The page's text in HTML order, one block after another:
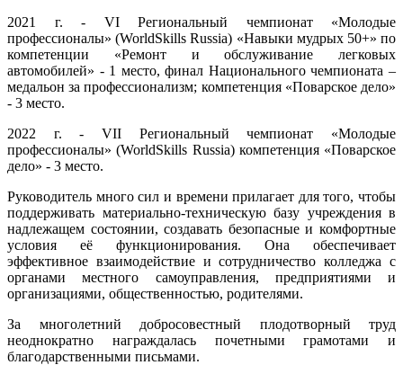
2021 г. - VI Региональный чемпионат «Молодые
профессионалы» (WorldSkills Russia) «Навыки мудрых 50+» по
компетенции «Ремонт и обслуживание легковых
автомобилей» - 1 место, финал Национального чемпионата –
медальон за профессионализм; компетенция «Поварское дело»
- 3 место.
2022 г. - VII Региональный чемпионат «Молодые
профессионалы» (WorldSkills Russia) компетенция «Поварское
дело» - 3 место.
Руководитель много сил и времени прилагает для того, чтобы
поддерживать материально-техническую базу учреждения в
надлежащем состоянии, создавать безопасные и комфортные
условия её функционирования. Она обеспечивает
эффективное взаимодействие и сотрудничество колледжа с
органами местного самоуправления, предприятиями и
организациями, общественностью, родителями.
За многолетний добросовестный плодотворный труд
неоднократно награждалась почетными грамотами и
благодарственными письмами.